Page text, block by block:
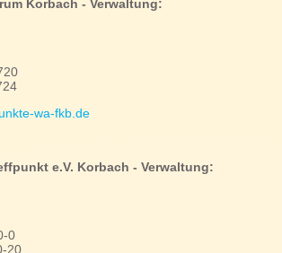
Korbach - Verwaltung:
wa-fkb.de
e.V. Korbach - Verwaltung:
0
20